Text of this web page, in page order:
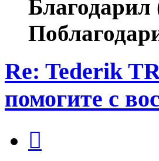
Благодарил
Re: Tederik
помогите с